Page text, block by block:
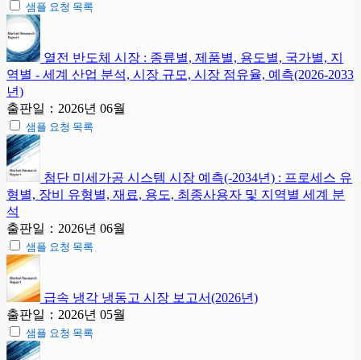
샘플 요청 목록
열전 반도체 시장 : 종류별, 제품별, 용도별, 국가별, 지
역별 - 세계 산업 분석, 시장 규모, 시장 점유율, 예측(2026-2033
년)
출판일：2026년 06월
샘플 요청 목록
첨단 미세가공 시스템 시장 예측(-2034년) : 프로세스 유
형별, 장비 유형별, 재료, 용도, 최종사용자 및 지역별 세계 분
석
출판일：2026년 06월
샘플 요청 목록
급속 냉각 냉동고 시장 보고서(2026년)
출판일：2026년 05월
샘플 요청 목록